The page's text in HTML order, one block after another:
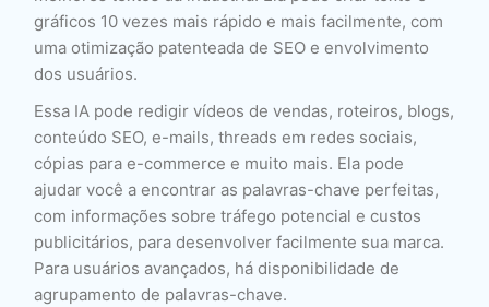
gráficos 10 vezes mais rápido e mais facilmente, com
uma otimização patenteada de SEO e envolvimento
dos usuários.
Essa IA pode redigir vídeos de vendas, roteiros, blogs,
conteúdo SEO, e-mails, threads em redes sociais,
cópias para e-commerce e muito mais. Ela pode
ajudar você a encontrar as palavras-chave perfeitas,
com informações sobre tráfego potencial e custos
publicitários, para desenvolver facilmente sua marca.
Para usuários avançados, há disponibilidade de
agrupamento de palavras-chave.